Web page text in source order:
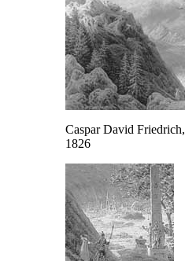
Caspar David Friedrich,
1826